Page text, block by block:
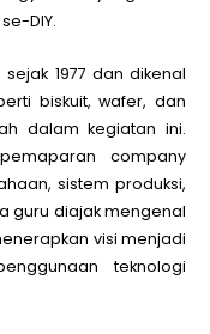
DIY.
1977 dan dikenal
biskuit, wafer, dan
dalam kegiatan ini.
company
sistem produksi,
guru diajak mengenal
visi menjadi
teknologi